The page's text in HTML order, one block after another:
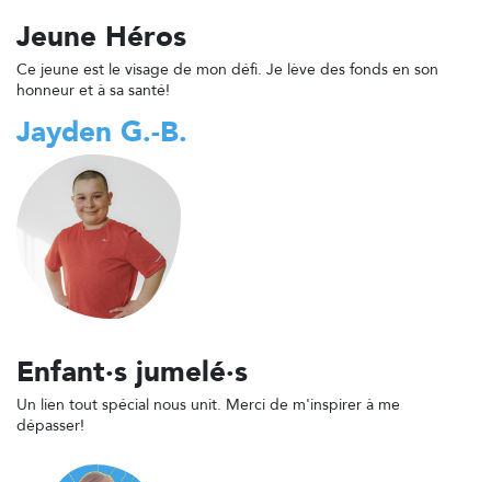
Jeune Héros
Ce jeune est le visage de mon défi. Je lève des fonds en son
honneur et à sa santé!
Jayden G.-B.
Enfant·s jumelé·s
Un lien tout spécial nous unit. Merci de m'inspirer à me
dépasser!